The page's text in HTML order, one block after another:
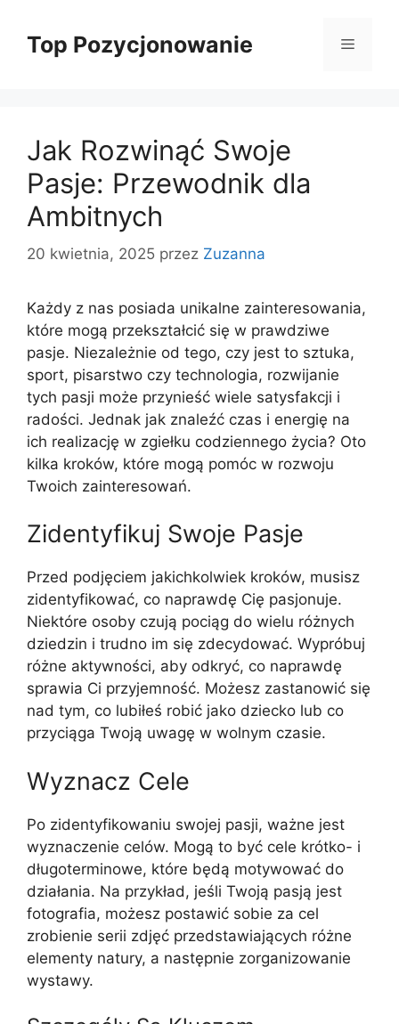
treściTop Pozycjonowanie Menu
Jak Rozwinąć Swoje
Pasje: Przewodnik dla
Ambitnych
20 kwietnia, 2025 przez Zuzanna
Każdy z nas posiada unikalne zainteresowania,
które mogą przekształcić się w prawdziwe
pasje. Niezależnie od tego, czy jest to sztuka,
sport, pisarstwo czy technologia, rozwijanie
tych pasji może przynieść wiele satysfakcji i
radości. Jednak jak znaleźć czas i energię na
ich realizację w zgiełku codziennego życia? Oto
kilka kroków, które mogą pomóc w rozwoju
Twoich zainteresowań.
Zidentyfikuj Swoje Pasje
Przed podjęciem jakichkolwiek kroków, musisz
zidentyfikować, co naprawdę Cię pasjonuje.
Niektóre osoby czują pociąg do wielu różnych
dziedzin i trudno im się zdecydować. Wypróbuj
różne aktywności, aby odkryć, co naprawdę
sprawia Ci przyjemność. Możesz zastanowić się
nad tym, co lubiłeś robić jako dziecko lub co
przyciąga Twoją uwagę w wolnym czasie.
Wyznacz Cele
Po zidentyfikowaniu swojej pasji, ważne jest
wyznaczenie celów. Mogą to być cele krótko- i
długoterminowe, które będą motywować do
działania. Na przykład, jeśli Twoją pasją jest
fotografia, możesz postawić sobie za cel
zrobienie serii zdjęć przedstawiających różne
elementy natury, a następnie zorganizowanie
wystawy.